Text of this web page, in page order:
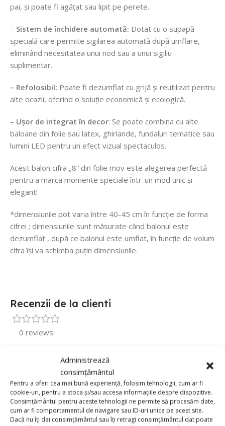
Administrează
consimțământul
Pentru a oferi cea mai bună experiență, folosim tehnologii, cum ar fi
cookie-uri, pentru a stoca și/sau accesa informațiile despre dispozitive.
Consimțământul pentru aceste tehnologii ne permite să procesăm date,
cum ar fi comportamentul de navigare sau ID-uri unice pe acest site.
Dacă nu îți dai consimțământul sau îți retragi consimțământul dat poate
pai, și poate fi agățat sau lipit pe perete.
– Sistem de închidere automată: Dotat cu o supapă
specială care permite sigilarea automată după umflare,
eliminând necesitatea unui nod sau a unui sigiliu
suplimentar.
– Refolosibil: Poate fi dezumflat cu grijă și reutilizat pentru
alte ocazii, oferind o soluție economică și ecologică.
– Ușor de integrat în decor: Se poate combina cu alte
baloane din folie sau latex, ghirlande, fundaluri tematice sau
lumini LED pentru un efect vizual spectaculos.
Acest balon cifra „8” din folie mov este alegerea perfectă
pentru a marca momente speciale într-un mod unic și
elegant!
*dimensiunile pot varia între 40-45 cm în funcție de forma
cifrei ; dimensiunile sunt măsurate când balonul este
dezumflat , după ce balonul este umflat, în funcție de volum
cifra își va schimba puțin dimensiunile.
Recenzii de la clienti
0 reviews
0
0
0